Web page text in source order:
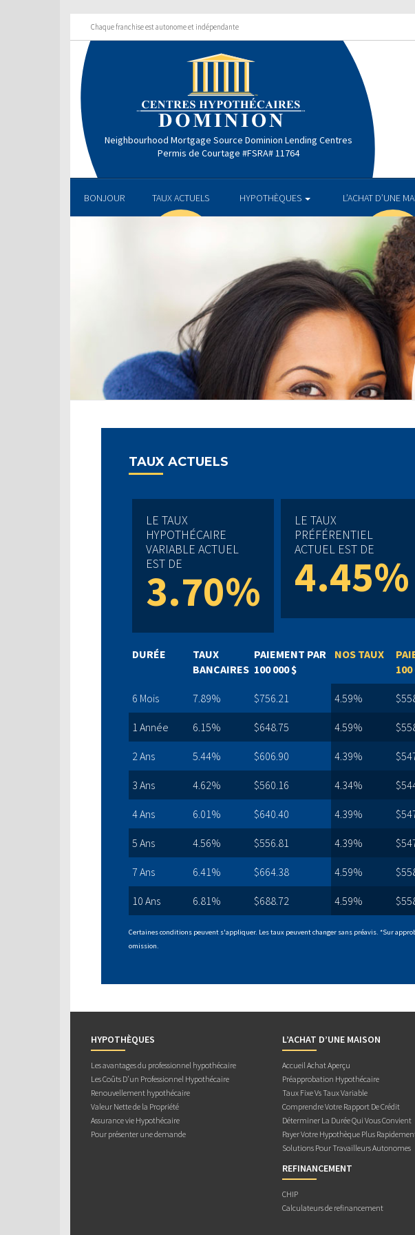
Chaque franchise est autonome et indépendante
Neighbourhood Mortgage Source Dominion Lending Centres
Permis de Courtage #FSRA# 11764
BONJOUR TAUX ACTUELS HYPOTHÈQUES L’ACHAT D’UNE
TAUX ACTUELS
LE TAUX
HYPOTHÉCAIRE
VARIABLE ACTUEL
EST DE
3.70%
LE TAUX
PRÉFÉRENTIEL
ACTUEL EST DE
4.45%
DURÉE
TAUX
BANCAIRES
PAIEMENT PAR
100 000 $
NOS TAUX
100
6 Mois 7.89% $756.21 4.59%
1 Année 6.15% $648.75 4.59%
2 Ans 5.44% $606.90 4.39%
3 Ans 4.62% $560.16 4.34%
4 Ans 6.01% $640.40 4.39%
5 Ans 4.56% $556.81 4.39%
7 Ans 6.41% $664.38 4.59%
10 Ans 6.81% $688.72 4.59%
Certaines conditions peuvent s'appliquer. Les taux peuvent changer sans préavis. *Sur
omission.
HYPOTHÈQUES
Les avantages du professionnel hypothécaire
Les Coûts D’un Professionnel Hypothécaire
Renouvellement hypothécaire
Valeur Nette de la Propriété
Assurance vie Hypothécaire
Pour présenter une demande
L’ACHAT D’UNE MAISON
Accueil Achat Aperçu
Préapprobation Hypothécaire
Taux Fixe Vs Taux Variable
Comprendre Votre Rapport De Crédit
Déterminer La Durée Qui Vous Convient
Payer Votre Hypothèque Plus
Solutions Pour Travailleurs Autonomes
REFINANCEMENT
CHIP
Calculateurs de refinancement